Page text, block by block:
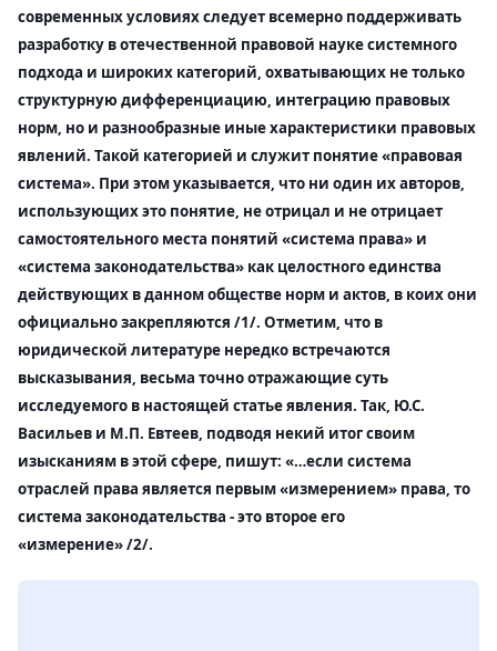
современных условиях следует всемерно поддерживать
разработку в отечественной правовой науке системного
подхода и широких категорий, охватывающих не только
структурную дифференциацию, интеграцию правовых
норм, но и разнообразные иные характеристики правовых
явлений. Такой категорией и служит понятие «правовая
система». При этом указывается, что ни один их авторов,
использующих это понятие, не отрицал и не отрицает
самостоятельного места понятий «система права» и
«система законодательства» как целостного единства
действующих в данном обществе норм и актов, в коих они
официально закрепляются /1/. Отметим, что в
юридической литературе нередко встречаются
высказывания, весьма точно отражающие суть
исследуемого в настоящей статье явления. Так, Ю.С.
Васильев и М.П. Евтеев, подводя некий итог своим
изысканиям в этой сфере, пишут: «…если система
отраслей права является первым «измерением» права, то
система законодательства - это второе его
«измерение» /2/.